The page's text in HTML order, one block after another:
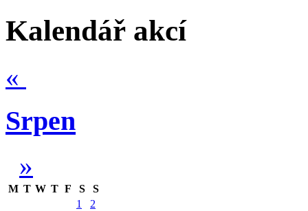
Kalendář akcí
«
Srpen
»
M T W T F S
S
1
2